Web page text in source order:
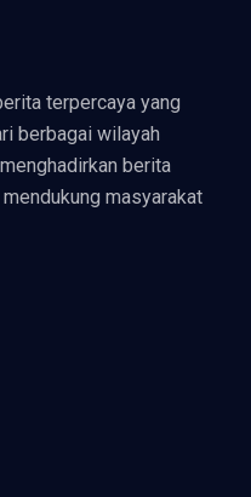
terpercaya yang
berbagai wilayah
berita
masyarakat